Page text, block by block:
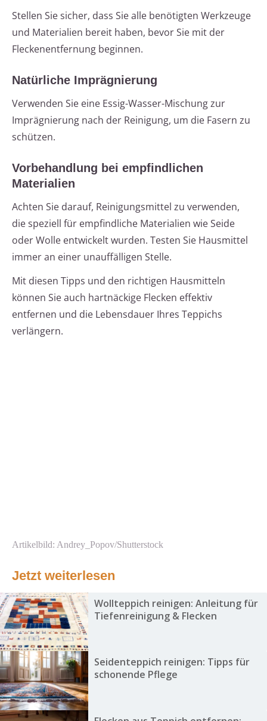
Stellen Sie sicher, dass Sie alle benötigten Werkzeuge
und Materialien bereit haben, bevor Sie mit der
Fleckenentfernung beginnen.
Natürliche Imprägnierung
Verwenden Sie eine Essig-Wasser-Mischung zur
Imprägnierung nach der Reinigung, um die Fasern zu
schützen.
Vorbehandlung bei empfindlichen
Materialien
Achten Sie darauf, Reinigungsmittel zu verwenden,
die speziell für empfindliche Materialien wie Seide
oder Wolle entwickelt wurden. Testen Sie Hausmittel
immer an einer unauffälligen Stelle.
Mit diesen Tipps und den richtigen Hausmitteln
können Sie auch hartnäckige Flecken effektiv
entfernen und die Lebensdauer Ihres Teppichs
verlängern.
Artikelbild: Andrey_Popov/Shutterstock
Jetzt weiterlesen
Wollteppich reinigen: Anleitung für
Tiefenreinigung & Flecken
Seidenteppich reinigen: Tipps für
schonende Pflege